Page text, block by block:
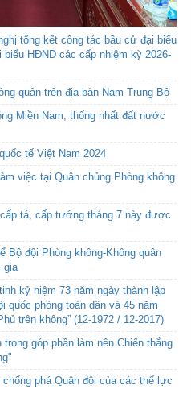
tổng kết công tác bầu cử đại biểu
HĐND các cấp nhiệm kỳ 2026-
quân trên địa bàn Nam Trung Bộ
Miền Nam, thống nhất đất nước
tế Việt Nam 2024
việc tại Quân chủng Phòng không
tá, cấp tướng tháng 7 này được
Bộ đội Phòng không-Không quân
gia
kỷ niệm 73 năm ngày thành lập
quốc phòng toàn dân và 45 năm
trên không” (12-1972 / 12-2017)
góp phần làm nên Chiến thắng
phá Quân đội của các thế lực